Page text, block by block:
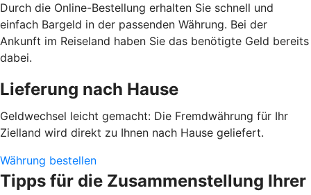
Durch die Online-Bestellung erhalten Sie schnell und
einfach Bargeld in der passenden Währung. Bei der
Ankunft im Reiseland haben Sie das benötigte Geld bereits
dabei.
Lieferung nach Hause
Geldwechsel leicht gemacht: Die Fremdwährung für Ihr
Zielland wird direkt zu Ihnen nach Hause geliefert.
Währung bestellen
Tipps für die Zusammenstellung Ihrer